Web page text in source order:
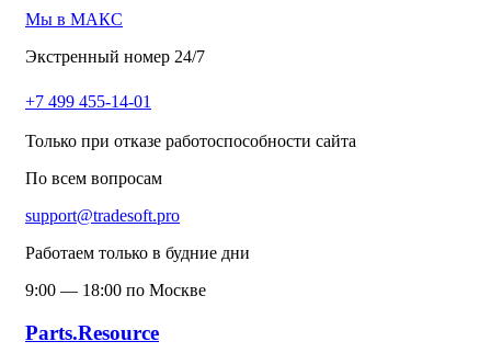
Мы в МАКС
Экстренный номер 24/7
+7 499 455-14-01
Только при отказе работоспособности сайта
По всем вопросам
support@tradesoft.pro
Работаем только в будние дни
9:00 — 18:00 по Москве
Parts.Resource